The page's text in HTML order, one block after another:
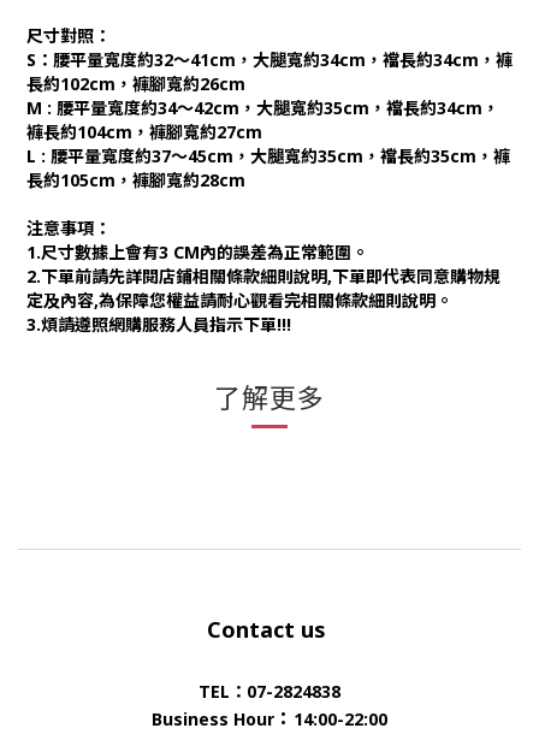
尺寸對照：
S：腰平量寬度約32～41cm，大腿寬約34cm，襠長約34cm，褲
長約102cm，褲腳寬約26cm
M : 腰平量寬度約34～42cm，大腿寬約35cm，襠長約34cm，
褲長約104cm，褲腳寬約27cm
L : 腰平量寬度約37～45cm，大腿寬約35cm，襠長約35cm，褲
長約105cm，褲腳寬約28cm
注意事項：
1.尺寸數據上會有3 CM內的誤差為正常範圍。
2.下單前請先詳閱店鋪相關條款細則說明,下單即代表同意購物規
定及內容,為保障您權益請耐心觀看完相關條款細則說明。
3.煩請遵照網購服務人員指示下單!!!
了解更多
Contact us
TEL：07-2824838
Business Hour ： 14:00-22:00